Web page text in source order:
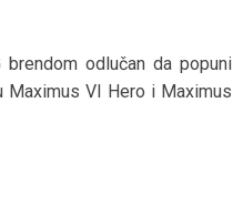
odlučan da popuni
Maximus VI Hero i Maximus